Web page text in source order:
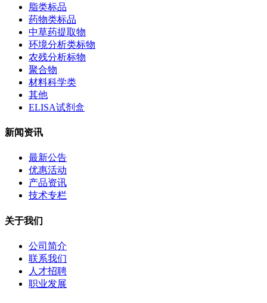
脂类标品
药物类标品
中草药提取物
环境分析类标物
农残分析标物
聚合物
材料科学类
其他
ELISA试剂盒
新闻资讯
最新公告
优惠活动
产品资讯
技术专栏
关于我们
公司简介
联系我们
人才招聘
职业发展